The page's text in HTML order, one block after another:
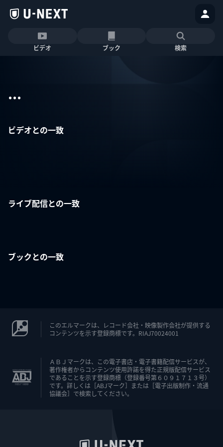
ビデオ ブック 検索
...
ビデオとの一致
ライブ配信との一致
ブックとの一致
このエルマークは、レコード会社・映像製作会社が提供する
コンテンツを示す登録商標です。RIAJ70024001
ＡＢＪマークは、この電子書店・電子書籍配信サービスが、
著作権者からコンテンツ使用許諾を得た正規版配信サービス
であることを示す登録商標（登録番号第６０９１７１３号）
です。詳しくは［ABJマーク］または［電子出版制作・流通
協議会］で検索してください。